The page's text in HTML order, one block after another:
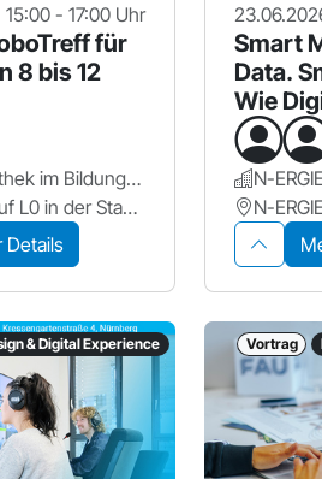
15:00 - 17:00 Uhr
für
8 bis 12
Stadtbibliothek im Bildungscampus Nürnberg
Lernwelt auf L0 in der Stadtbibliothek Zentrum
Details
Smart
Data.
Wie
denkt
N-
N-
& Digital Experience Vortrag